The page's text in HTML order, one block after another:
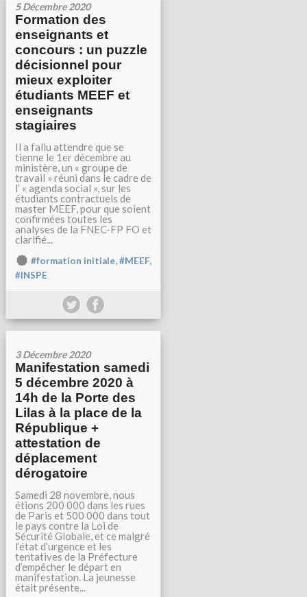
5 Décembre 2020
Formation des
enseignants et
concours : un puzzle
décisionnel pour
mieux exploiter
étudiants MEEF et
enseignants
stagiaires
Il a fallu attendre que se
tienne le 1er décembre au
ministère, un « groupe de
travail » réuni dans le cadre de
l’ « agenda social », sur les
étudiants contractuels de
master MEEF, pour que soient
confirmées toutes les
analyses de la FNEC-FP FO et
clarifié...
#formation initiale,#MEEF,
#INSPE
3 Décembre 2020
Manifestation samedi
5 décembre 2020 à
14h de la Porte des
Lilas à la place de la
République +
attestation de
déplacement
dérogatoire
Samedi 28 novembre, nous
étions 200 000 dans les rues
de Paris et 500 000 dans tout
le pays contre la Loi de
Sécurité Globale, et ce malgré
l’état d’urgence et les
tentatives de la Préfecture
d’empêcher le départ en
manifestation. La jeunesse
était présente...